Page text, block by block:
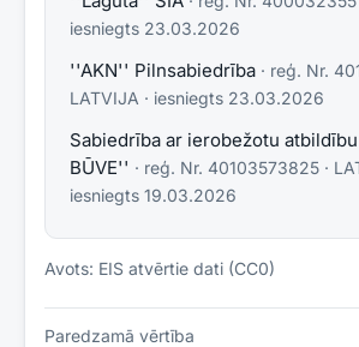
iesniegts 23.03.2026
''AKN'' Pilnsabiedrība · reģ. Nr.
LATVIJA · iesniegts 23.03.2026
Sabiedrība ar ierobežotu
BŪVE'' · reģ. Nr. 40103573825 ·
iesniegts 19.03.2026
Avots: EIS atvērtie dati (CC0)
Paredzamā vērtība